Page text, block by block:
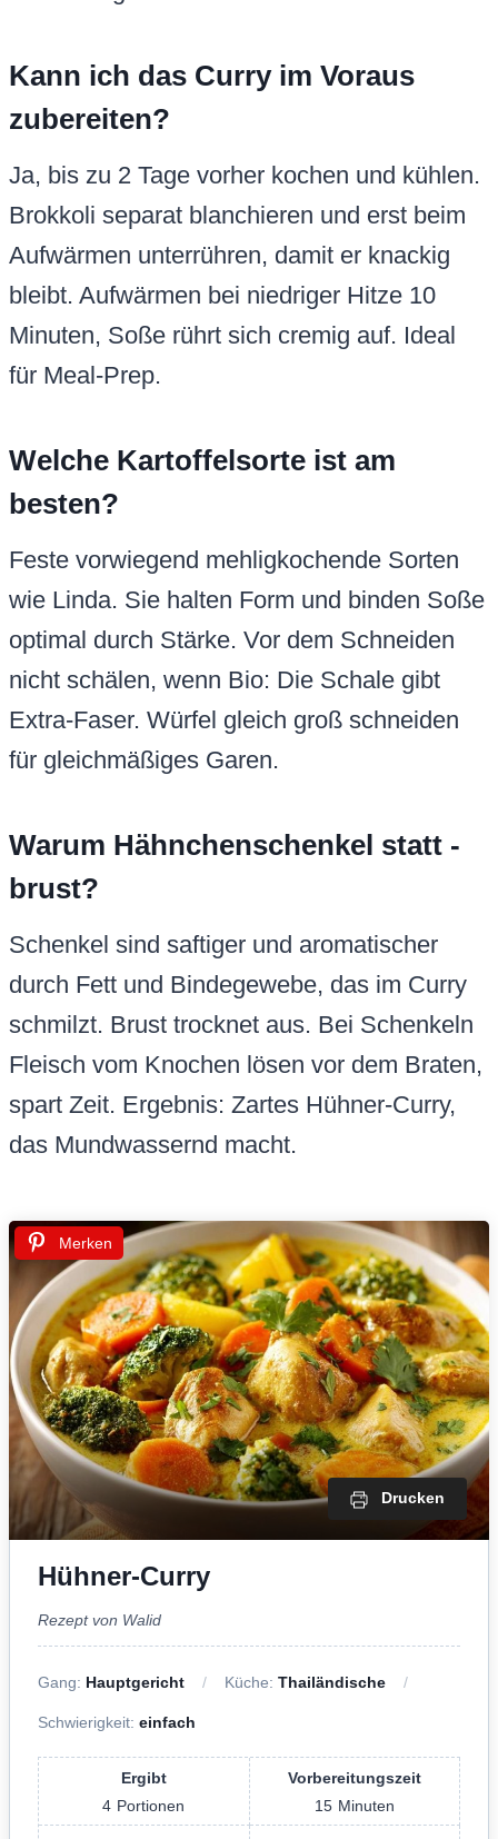
Kann ich das Curry im Voraus
zubereiten?
Ja, bis zu 2 Tage vorher kochen und kühlen.
Brokkoli separat blanchieren und erst beim
Aufwärmen unterrühren, damit er knackig
bleibt. Aufwärmen bei niedriger Hitze 10
Minuten, Soße rührt sich cremig auf. Ideal
für Meal-Prep.
Welche Kartoffelsorte ist am
besten?
Feste vorwiegend mehligkochende Sorten
wie Linda. Sie halten Form und binden Soße
optimal durch Stärke. Vor dem Schneiden
nicht schälen, wenn Bio: Die Schale gibt
Extra-Faser. Würfel gleich groß schneiden
für gleichmäßiges Garen.
Warum Hähnchenschenkel statt -
brust?
Schenkel sind saftiger und aromatischer
durch Fett und Bindegewebe, das im Curry
schmilzt. Brust trocknet aus. Bei Schenkeln
Fleisch vom Knochen lösen vor dem Braten,
spart Zeit. Ergebnis: Zartes Hühner-Curry,
das Mundwassernd macht.
Merken
Drucken
Hühner-Curry
Rezept von Walid
Gang: Hauptgericht Küche: Thailändische
Schwierigkeit: einfach
Ergibt
4 Portionen
Vorbereitungszeit
15 Minuten